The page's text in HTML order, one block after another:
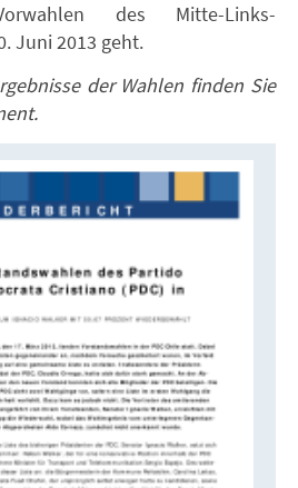
des Mitte-Links-
Juni 2013 geht.
der Wahlen finden Sie